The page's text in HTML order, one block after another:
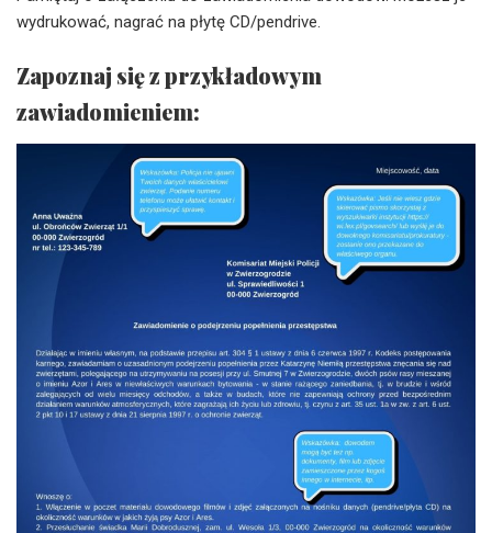
wydrukować, nagrać na płytę CD/pendrive.
Zapoznaj się z przykładowym
zawiadomieniem: